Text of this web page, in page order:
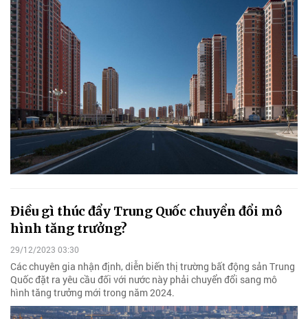
Điều gì thúc đẩy Trung Quốc chuyển đổi mô
hình tăng trưởng?
29/12/2023 03:30
Các chuyên gia nhận định, diễn biến thị trường bất động sản Trung
Quốc đặt ra yêu cầu đối với nước này phải chuyển đổi sang mô
hình tăng trưởng mới trong năm 2024.